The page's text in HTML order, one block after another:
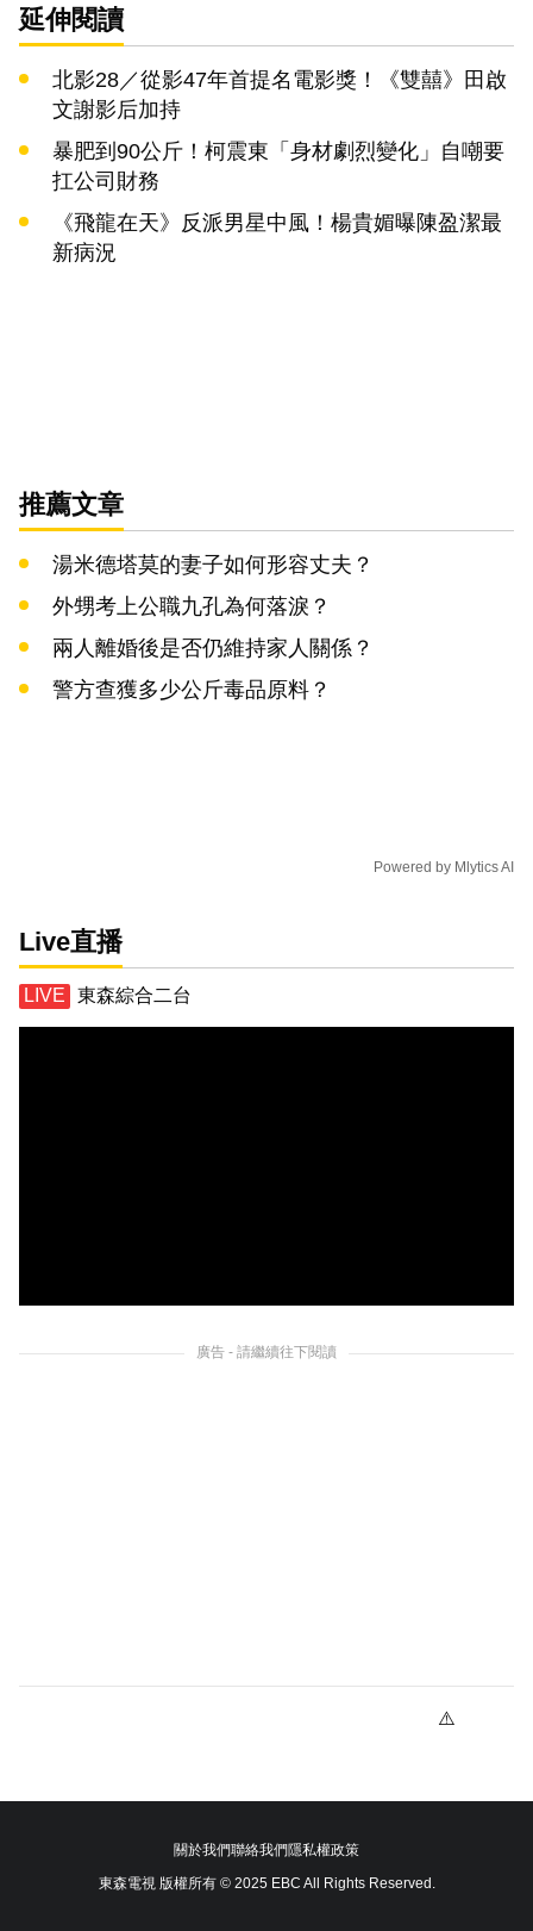
延伸閱讀
北影28／從影47年首提名電影獎！《雙囍》田啟
文謝影后加持
暴肥到90公斤！柯震東「身材劇烈變化」自嘲要
扛公司財務
《飛龍在天》反派男星中風！楊貴媚曝陳盈潔最
新病況
推薦文章
湯米德塔莫的妻子如何形容丈夫？
外甥考上公職九孔為何落淚？
兩人離婚後是否仍維持家人關係？
警方查獲多少公斤毒品原料？
Powered by Mlytics AI
Live直播
東森綜合二台
廣告 - 請繼續往下閱讀
關於我們聯絡我們隱私權政策
東森電視 版權所有 © 2025 EBC All Rights Reserved.